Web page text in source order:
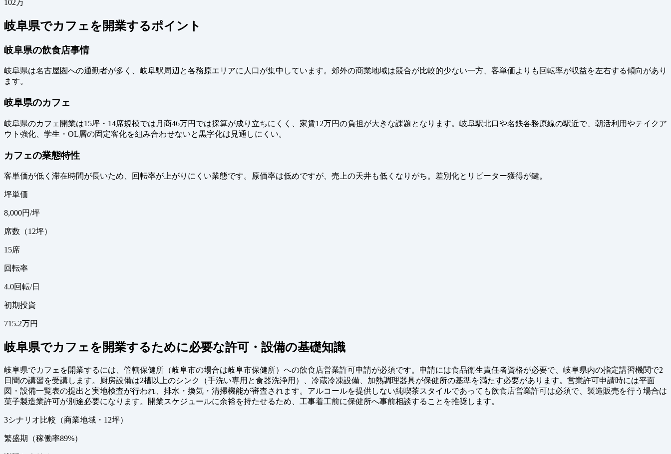
102万
岐阜県でカフェを開業するポイント
岐阜県の飲食店事情
岐阜県は名古屋圏への通勤者が多く、岐阜駅周辺と各務原エリアに人口が集中しています。郊外の商業地域は競合が比較的少ない一方、客単価よりも回転率が収益を左右する傾向があり
ます。
岐阜県のカフェ
岐阜県のカフェ開業は15坪・14席規模では月商46万円では採算が成り立ちにくく、家賃12万円の負担が大きな課題となります。岐阜駅北口や名鉄各務原線の駅近で、朝活利用やテイクア
ウト強化、学生・OL層の固定客化を組み合わせないと黒字化は見通しにくい。
カフェの業態特性
客単価が低く滞在時間が長いため、回転率が上がりにくい業態です。原価率は低めですが、売上の天井も低くなりがち。差別化とリピーター獲得が鍵。
坪単価
8,000円/坪
席数（12坪）
15席
回転率
4.0回転/日
初期投資
715.2万円
岐阜県でカフェを開業するために必要な許可・設備の基礎知識
岐阜県でカフェを開業するには、管轄保健所（岐阜市の場合は岐阜市保健所）への飲食店営業許可申請が必須です。申請には食品衛生責任者資格が必要で、岐阜県内の指定講習機関で2
日間の講習を受講します。厨房設備は2槽以上のシンク（手洗い専用と食器洗浄用）、冷蔵冷凍設備、加熱調理器具が保健所の基準を満たす必要があります。営業許可申請時には平面
図・設備一覧表の提出と実地検査が行われ、排水・換気・清掃機能が審査されます。アルコールを提供しない純喫茶スタイルであっても飲食店営業許可は必須で、製造販売を行う場合は
菓子製造業許可が別途必要になります。開業スケジュールに余裕を持たせるため、工事着工前に保健所へ事前相談することを推奨します。
3シナリオ比較（商業地域・12坪）
繁盛期（稼働率89%）